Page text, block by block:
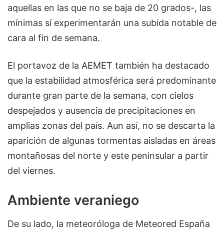
aquellas en las que no se baja de 20 grados-, las
mínimas sí experimentarán una subida notable de
cara al fin de semana.
El portavoz de la AEMET también ha destacado
que la estabilidad atmosférica será predominante
durante gran parte de la semana, con cielos
despejados y ausencia de precipitaciones en
amplias zonas del país. Aun así, no se descarta la
aparición de algunas tormentas aisladas en áreas
montañosas del norte y este peninsular a partir
del viernes.
Ambiente veraniego
De su lado, la meteoróloga de Meteored España